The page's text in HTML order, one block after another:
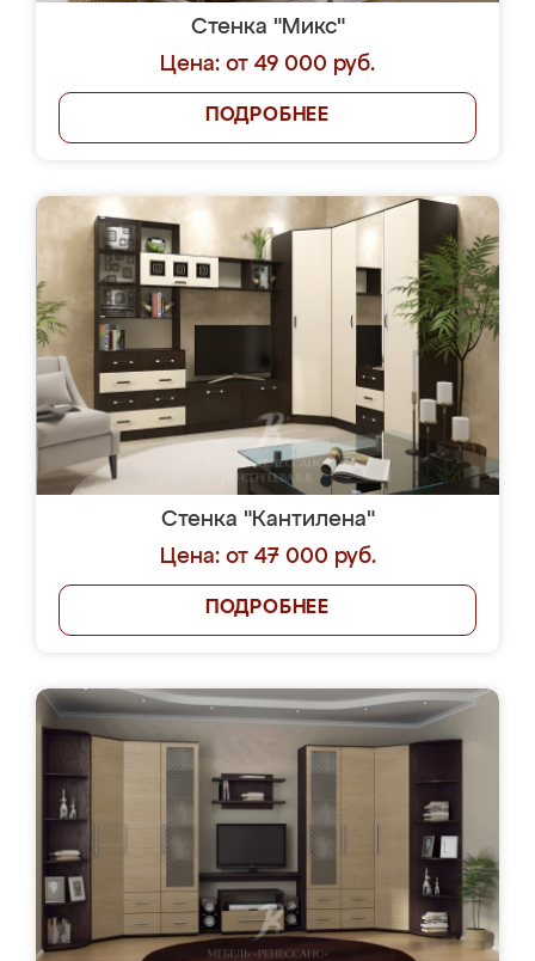
Стенка "Микс"
Цена: от 49 000 руб.
ПОДРОБНЕЕ
Стенка "Кантилена"
Цена: от 47 000 руб.
ПОДРОБНЕЕ